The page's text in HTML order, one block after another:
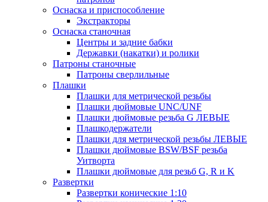
Оснаска и приспособление
Экстракторы
Оснаска станочная
Центры и задние бабки
Державки (накатки) и ролики
Патроны станочные
Патроны сверлильные
Плашки
Плашки для метрической резьбы
Плашки дюймовые UNC/UNF
Плашки дюймовые резьба G ЛЕВЫЕ
Плашкодержатели
Плашки для метрической резьбы ЛЕВЫЕ
Плашки дюймовые BSW/BSF резьба
Уитворта
Плашки дюймовые для резьб G, R и K
Развертки
Развертки конические 1:10